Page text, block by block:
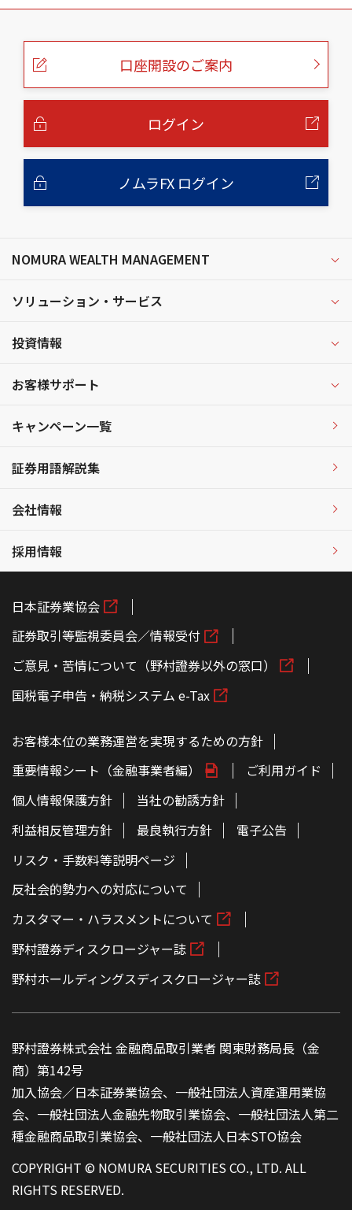
こ
口座開設のご案内
ログイン
ノムラFX ログイン
NOMURA WEALTH MANAGEMENT
ソリューション・サービス
投資情報
お客様サポート
キャンペーン一覧
証券用語解説集
会社情報
採用情報
日本証券業協会
証券取引等監視委員会／情報受付
ご意見・苦情について（野村證券以外の窓口）
国税電子申告・納税システム e-Tax
お客様本位の業務運営を実現するための方針
重要情報シート（金融事業者編）
ご利用ガイド
個人情報保護方針
当社の勧誘方針
利益相反管理方針
最良執行方針
電子公告
リスク・手数料等説明ページ
反社会的勢力への対応について
カスタマー・ハラスメントについて
野村證券ディスクロージャー誌
野村ホールディングスディスクロージャー誌
野村證券株式会社 金融商品取引業者 関東財務局長（金
商）第142号
加入協会／日本証券業協会、一般社団法人資産運用業協
会、一般社団法人金融先物取引業協会、一般社団法人第二
種金融商品取引業協会、一般社団法人日本STO協会
COPYRIGHT © NOMURA SECURITIES CO., LTD. ALL
RIGHTS RESERVED.